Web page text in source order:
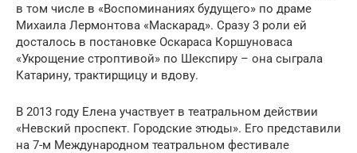
в том числе в «Воспоминаниях будущего» по драме
Михаила Лермонтова «Маскарад». Сразу 3 роли ей
досталось в постановке Оскараса Коршуноваса
«Укрощение строптивой» по Шекспиру – она сыграла
Катарину, трактирщицу и вдову.
В 2013 году Елена участвует в театральном действии
«Невский проспект. Городские этюды». Его представили
на 7-м Международном театральном фестивале